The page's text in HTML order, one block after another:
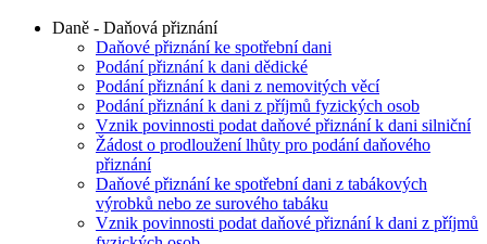
Daně - Daňová přiznání
Daňové přiznání ke spotřební dani
Podání přiznání k dani dědické
Podání přiznání k dani z nemovitých věcí
Podání přiznání k dani z příjmů fyzických osob
Vznik povinnosti podat daňové přiznání k dani silniční
Žádost o prodloužení lhůty pro podání daňového
přiznání
Daňové přiznání ke spotřební dani z tabákových
výrobků nebo ze surového tabáku
Vznik povinnosti podat daňové přiznání k dani z příjmů